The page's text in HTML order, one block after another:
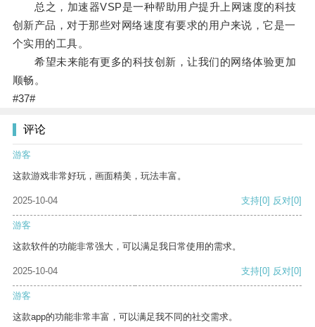
总之，加速器VSP是一种帮助用户提升上网速度的科技
创新产品，对于那些对网络速度有要求的用户来说，它是一
个实用的工具。
希望未来能有更多的科技创新，让我们的网络体验更加
顺畅。
#37#
评论
游客
这款游戏非常好玩，画面精美，玩法丰富。
2025-10-04 支持[0] 反对[0]
游客
这款软件的功能非常强大，可以满足我日常使用的需求。
2025-10-04 支持[0] 反对[0]
游客
这款app的功能非常丰富，可以满足我不同的社交需求。